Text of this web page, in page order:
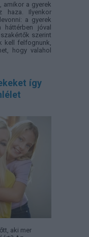
a gyerek
haza. Ilyenkor
a gyerek
jóval
szerint
kell felfognunk,
hogy valahol
így
aki mer